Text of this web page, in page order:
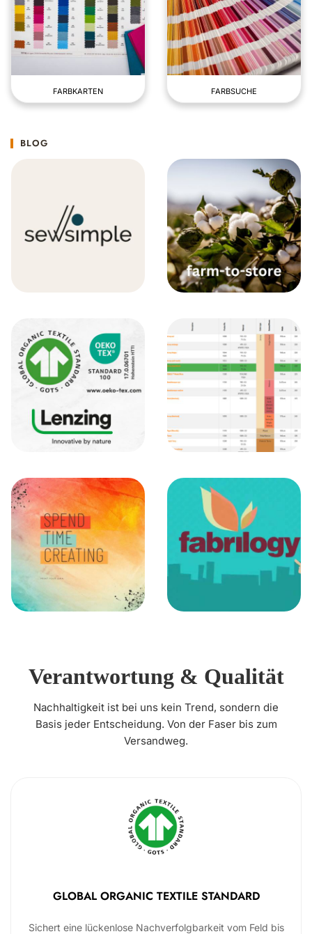
FARBKARTEN FARBSUCHE
BLOG
Verantwortung & Qualität
Nachhaltigkeit ist bei uns kein Trend, sondern die
Basis jeder Entscheidung. Von der Faser bis zum
Versandweg.
GLOBAL ORGANIC TEXTILE STANDARD
Sichert eine lückenlose Nachverfolgbarkeit vom Feld bis